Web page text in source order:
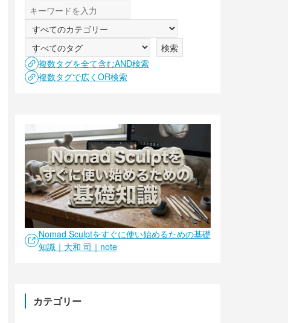
複数タグを全て含むAND検索
複数タグで広くOR検索
Nomad Sculptをすぐに使い始めるための基礎
知識｜大和 司｜note
カテゴリー